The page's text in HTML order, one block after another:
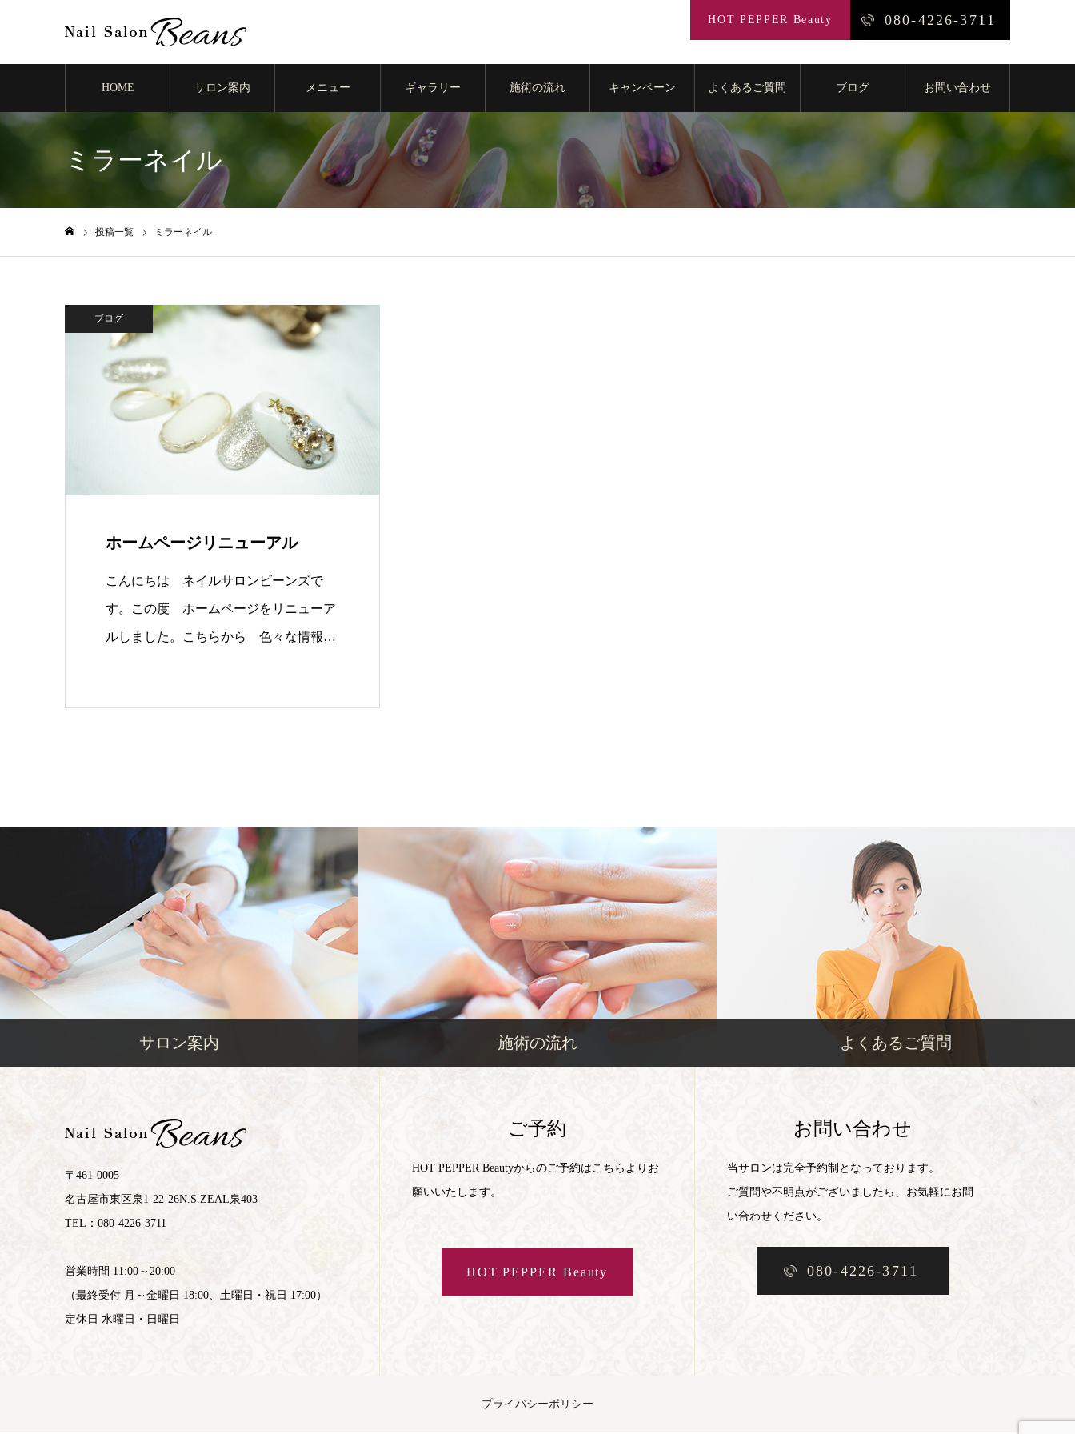
HOT PEPPER Beauty 080-4226-3711
HOME サロン案内 メニュー ギャラリー 施術の流れ キャンペーン よくあるご質問 ブログ お問い合わせ
ミラーネイル
投稿一覧 ミラーネイル
ブログ
ホームページリニューアル
こんにちは ネイルサロンビーンズで
す。この度 ホームページをリニューア
ルしました。こちらから 色々な情報を
サロン案内 施術の流れ よくあるご質問
〒461-0005
名古屋市東区泉1-22-26N.S.ZEAL泉403
TEL：080-4226-3711
営業時間 11:00～20:00
（最終受付 月～金曜日 18:00、土曜日・祝日 17:00）
定休日 水曜日・日曜日
ご予約
HOT PEPPER Beautyからのご予約はこちらよりお
願いいたします。
HOT PEPPER Beauty
お問い合わせ
当サロンは完全予約制となっております。
ご質問や不明点がございましたら、お気軽にお問
い合わせください。
080-4226-3711
プライバシーポリシー